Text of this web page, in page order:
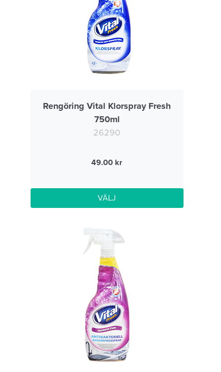
Rengöring Vital Klorspray Fresh
750ml
26290
49.00
VÄLJ